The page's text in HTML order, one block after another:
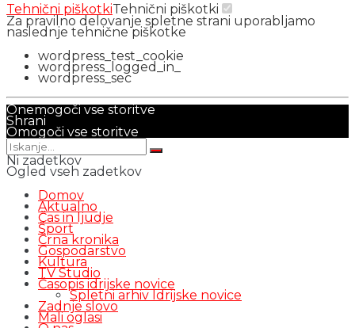
Tehnični piškotkiTehnični piškotki
Za pravilno delovanje spletne strani uporabljamo
naslednje tehnične piškotke
wordpress_test_cookie
wordpress_logged_in_
wordpress_sec
Onemogoči vse storitve
Shrani
Omogoči vse storitve
Ni zadetkov
Ogled vseh zadetkov
Domov
Aktualno
Čas in ljudje
Šport
Črna kronika
Gospodarstvo
Kultura
TV Studio
Časopis idrijske novice
Spletni arhiv Idrijske novice
Zadnje slovo
Mali oglasi